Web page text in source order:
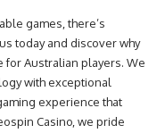
games, there’s
today and discover why
for Australian players. We
with exceptional
experience that
Casino, we pride